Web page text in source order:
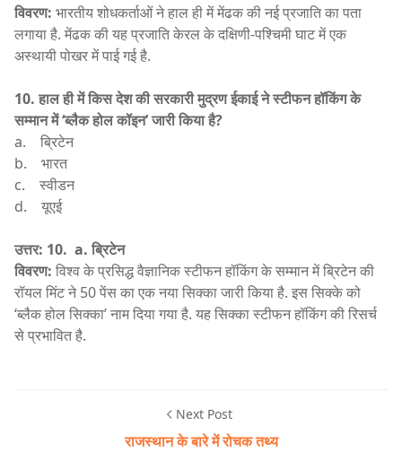
विवरण: भारतीय शोधकर्ताओं ने हाल ही में मेंढक की नई प्रजाति का पता
लगाया है. मेंढक की यह प्रजाति केरल के दक्षिणी-पश्चिमी घाट में एक
अस्थायी पोखर में पाई गई है.
10. हाल ही में किस देश की सरकारी मुद्रण ईकाई ने स्टीफन हॉकिंग के
सम्मान में ‘ब्लैक होल कॉइन’ जारी किया है?
a. ब्रिटेन
b. भारत
c. स्वीडन
d. यूएई
उत्तर: 10. a.ब्रिटेन
विवरण: विश्व के प्रसिद्ध वैज्ञानिक स्टीफन हॉकिंग के सम्मान में ब्रिटेन की
रॉयल मिंट ने 50 पेंस का एक नया सिक्का जारी किया है. इस सिक्के को
‘ब्लैक होल सिक्का’ नाम दिया गया है. यह सिक्का स्टीफन हॉकिंग की रिसर्च
से प्रभावित है.
Next Post
राजस्थान के बारे में रोचक तथ्‍य